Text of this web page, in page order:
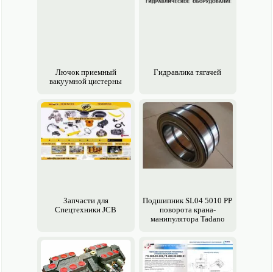
Лючок приемный
вакуумной цистерны
Гидравлика тягачей
Запчасти для
Спецтехники JCB
Подшипник SL04 5010 PP
поворота крана-
манипулятора Tadano